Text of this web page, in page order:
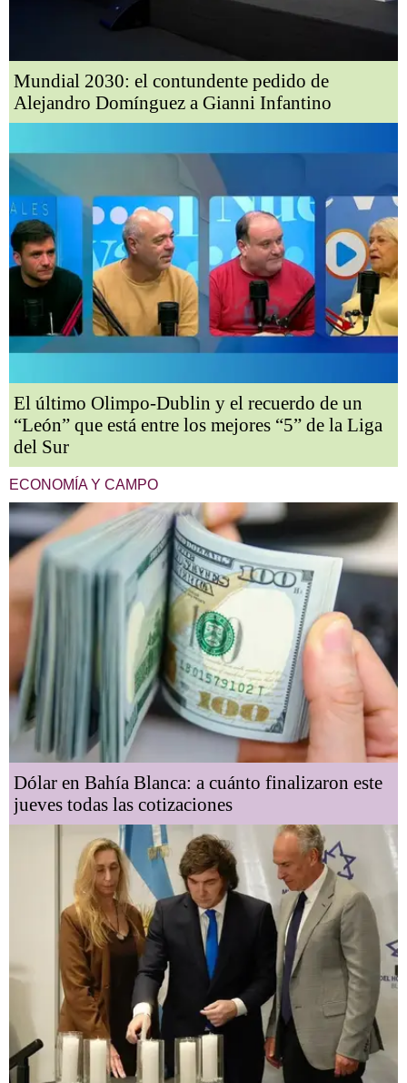
Mundial 2030: el contundente pedido de
Alejandro Domínguez a Gianni Infantino
El último Olimpo-Dublin y el recuerdo de un
“León” que está entre los mejores “5” de la Liga
del Sur
ECONOMÍA Y CAMPO
Dólar en Bahía Blanca: a cuánto finalizaron este
jueves todas las cotizaciones